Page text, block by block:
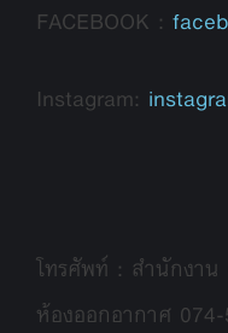
FACEBOOK :
Instagram:
โทรศัพท์ : สำนักงาน
ห้องออกอากาศ